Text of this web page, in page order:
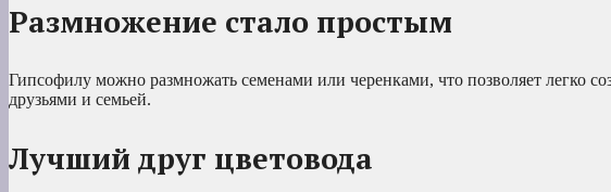
Размножение стало простым
Гипсофилу можно размножать семенами или черенками, что позволяет легко
друзьями и семьей.
Лучший друг цветовода